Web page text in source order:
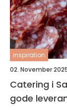
inspiration
02. November
Catering i
gode